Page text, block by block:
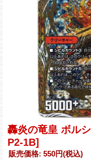
轟炎の竜皇 ボル
P2-1B]
販売価格: 550円(税込)